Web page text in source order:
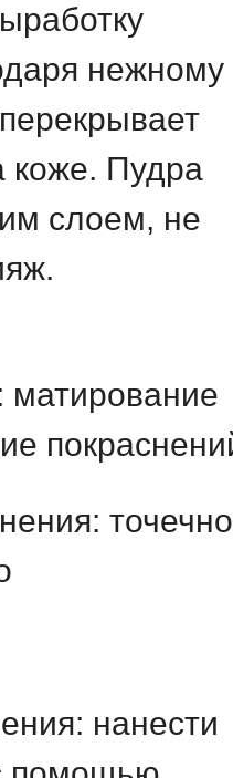
нежному
коже. Пудра
слоем, не
матирование
точечно
нанести